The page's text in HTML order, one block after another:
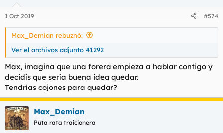
e
s
1 Oct 2019 #574
Max_Demian rebuznó:
Ver el archivos adjunto 41292
Max, imagina que una forera empieza a hablar contigo y
decidís que sería buena idea quedar.
Tendrías cojones para quedar?
Max_Demian
Puta rata traicionera